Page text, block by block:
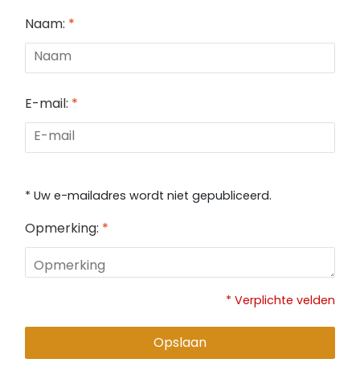
Naam: *
E-mail: *
* Uw e-mailadres wordt niet gepubliceerd.
Opmerking: *
* Verplichte velden
Opslaan